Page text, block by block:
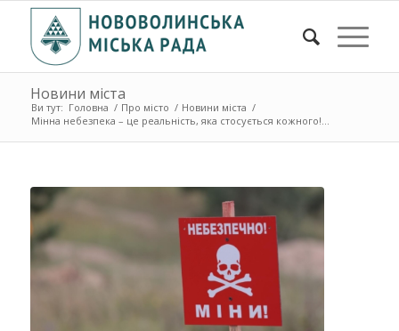
Новини міста
Ви тут: Головна / Про місто / Новини міста /
Мінна небезпека – це реальність, яка стосується кожного!...